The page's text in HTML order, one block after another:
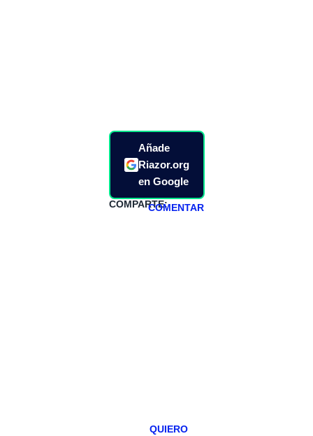
Añade
Riazor.org
en Google
COMPARTE:COMENTAR
QUIERO